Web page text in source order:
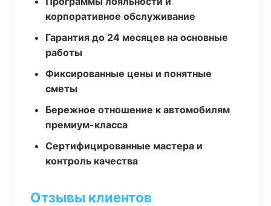
корпоративное обслуживание
Гарантия до 24 месяцев на основные
работы
Фиксированные цены и понятные
сметы
Бережное отношение к автомобилям
премиум-класса
Сертифицированные мастера и
контроль качества
Отзывы клиентов